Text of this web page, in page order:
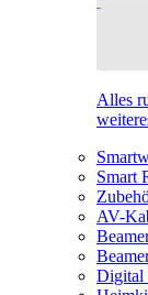
Alles
Smart
AV-
Digital